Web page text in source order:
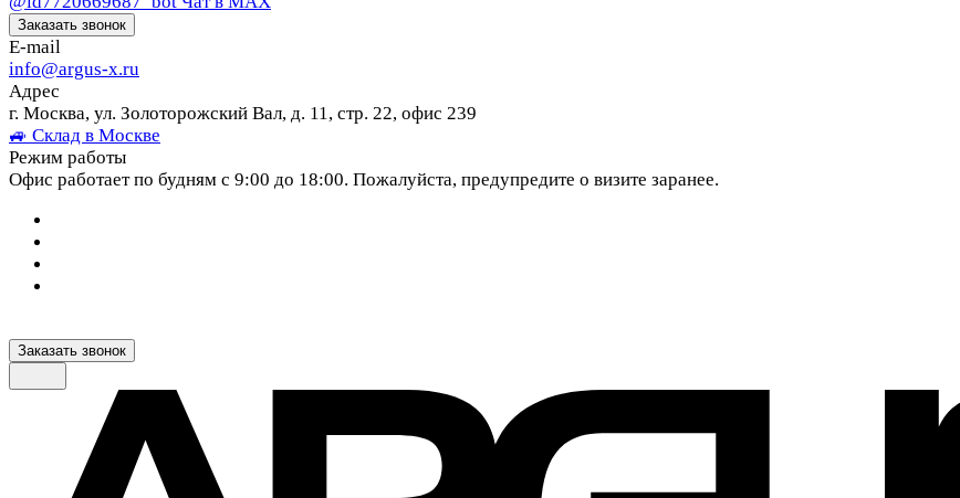
Заказать звонок
E-mail
info@argus-x.ru
Адрес
г. Москва, ул. Золоторожский Вал, д. 11, стр. 22, офис 239
🚙 Склад в Москве
Режим работы
Офис работает по будням с 9:00 до 18:00. Пожалуйста, предупредите о визите заранее.
Заказать звонок